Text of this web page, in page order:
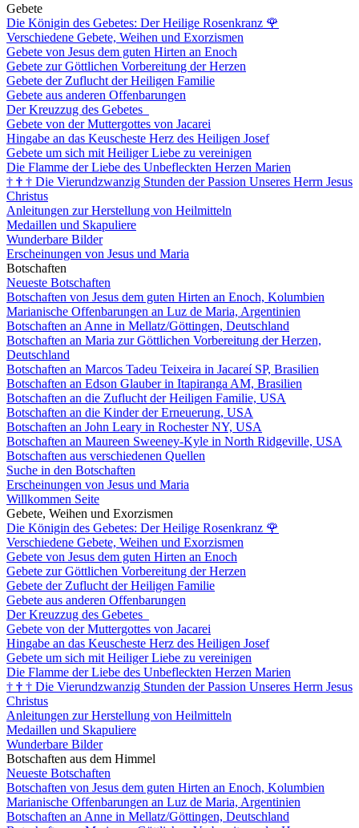
Gebete
Die Königin des Gebetes: Der Heilige Rosenkranz 🌹
Verschiedene Gebete, Weihen und Exorzismen
Gebete von Jesus dem guten Hirten an Enoch
Gebete zur Göttlichen Vorbereitung der Herzen
Gebete der Zuflucht der Heiligen Familie
Gebete aus anderen Offenbarungen
Der Kreuzzug des Gebetes
Gebete von der Muttergottes von Jacarei
Hingabe an das Keuscheste Herz des Heiligen Josef
Gebete um sich mit Heiliger Liebe zu vereinigen
Die Flamme der Liebe des Unbefleckten Herzen Marien
† † † Die Vierundzwanzig Stunden der Passion Unseres Herrn Jesus
Christus
Anleitungen zur Herstellung von Heilmitteln
Medaillen und Skapuliere
Wunderbare Bilder
Erscheinungen von Jesus und Maria
Botschaften
Neueste Botschaften
Botschaften von Jesus dem guten Hirten an Enoch, Kolumbien
Marianische Offenbarungen an Luz de Maria, Argentinien
Botschaften an Anne in Mellatz/Göttingen, Deutschland
Botschaften an Maria zur Göttlichen Vorbereitung der Herzen,
Deutschland
Botschaften an Marcos Tadeu Teixeira in Jacareí SP, Brasilien
Botschaften an Edson Glauber in Itapiranga AM, Brasilien
Botschaften an die Zuflucht der Heiligen Familie, USA
Botschaften an die Kinder der Erneuerung, USA
Botschaften an John Leary in Rochester NY, USA
Botschaften an Maureen Sweeney-Kyle in North Ridgeville, USA
Botschaften aus verschiedenen Quellen
Suche in den Botschaften
Erscheinungen von Jesus und Maria
Willkommen Seite
Gebete, Weihen und Exorzismen
Die Königin des Gebetes: Der Heilige Rosenkranz 🌹
Verschiedene Gebete, Weihen und Exorzismen
Gebete von Jesus dem guten Hirten an Enoch
Gebete zur Göttlichen Vorbereitung der Herzen
Gebete der Zuflucht der Heiligen Familie
Gebete aus anderen Offenbarungen
Der Kreuzzug des Gebetes
Gebete von der Muttergottes von Jacarei
Hingabe an das Keuscheste Herz des Heiligen Josef
Gebete um sich mit Heiliger Liebe zu vereinigen
Die Flamme der Liebe des Unbefleckten Herzen Marien
† † † Die Vierundzwanzig Stunden der Passion Unseres Herrn Jesus
Christus
Anleitungen zur Herstellung von Heilmitteln
Medaillen und Skapuliere
Wunderbare Bilder
Botschaften aus dem Himmel
Neueste Botschaften
Botschaften von Jesus dem guten Hirten an Enoch, Kolumbien
Marianische Offenbarungen an Luz de Maria, Argentinien
Botschaften an Anne in Mellatz/Göttingen, Deutschland